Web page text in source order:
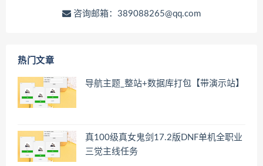
咨询邮箱：389088265@qq.com
热门文章
导航主题_整站+数据库打包【带演示站】
真100级真女鬼剑17.2版DNF单机全职业
三觉主线任务